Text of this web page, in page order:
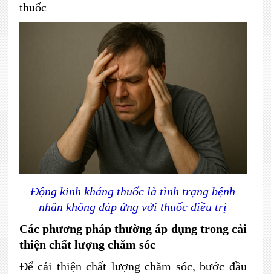
thuốc
Động kinh kháng thuốc là tình trạng bệnh
nhân không đáp ứng với thuốc điều trị
Các phương pháp thường áp dụng trong cải
thiện chất lượng chăm sóc
Để cải thiện chất lượng chăm sóc, bước đầu